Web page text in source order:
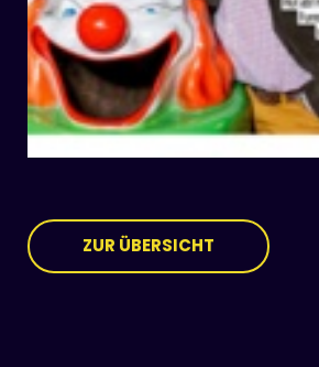
ZUR ÜBERSICHT